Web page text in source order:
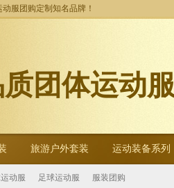
服团购定制知名品牌！
团体运动服
旅游户外套装 运动装备系列
动服 足球运动服 服装团购